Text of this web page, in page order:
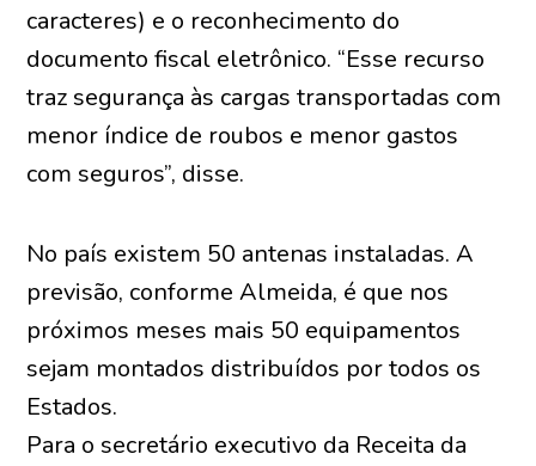
caracteres) e o reconhecimento do
documento fiscal eletrônico. “Esse recurso
traz segurança às cargas transportadas com
menor índice de roubos e menor gastos
com seguros”, disse.
No país existem 50 antenas instaladas. A
previsão, conforme Almeida, é que nos
próximos meses mais 50 equipamentos
sejam montados distribuídos por todos os
Estados.
Para o secretário executivo da Receita da